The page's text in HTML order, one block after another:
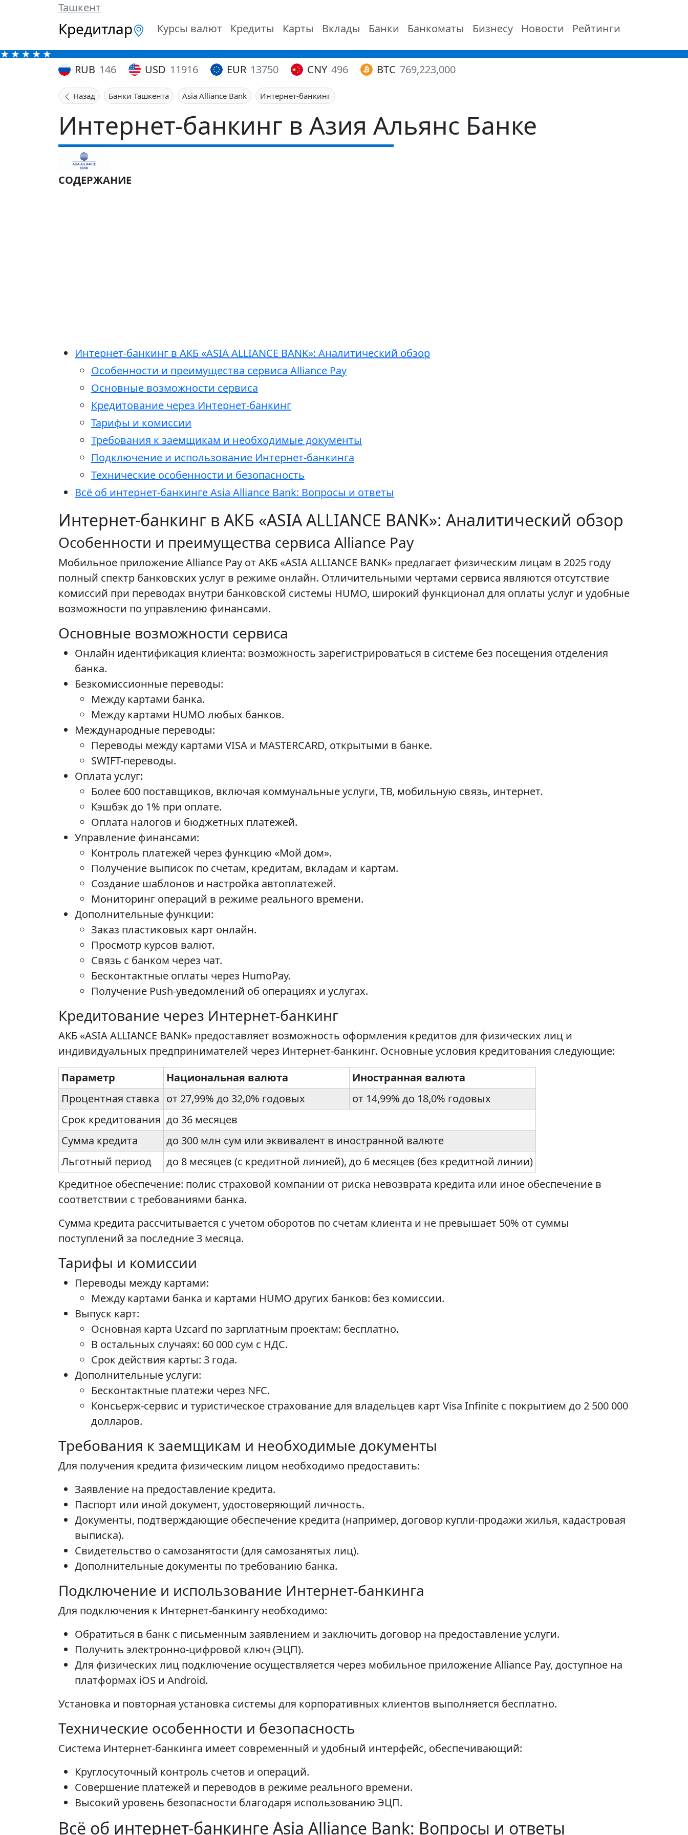
Ташкент
Кредитлар Курсы валют Кредиты Карты Вклады Банки Банкоматы Бизнесу Новости Рейтинги
RUB 146 USD 11916 EUR 13750 CNY 496 BTC 769,223,000
Назад Банки Ташкента Asia Alliance Bank Интернет-банкинг
Интернет-банкинг в Азия Альянс Банке
СОДЕРЖАНИЕ
Интернет-банкинг в АКБ «ASIA ALLIANCE BANK»: Аналитический обзор
Особенности и преимущества сервиса Alliance Pay
Основные возможности сервиса
Кредитование через Интернет-банкинг
Тарифы и комиссии
Требования к заемщикам и необходимые документы
Подключение и использование Интернет-банкинга
Технические особенности и безопасность
Всё об интернет-банкинге Asia Alliance Bank: Вопросы и ответы
Интернет-банкинг в АКБ «ASIA ALLIANCE BANK»: Аналитический обзор
Особенности и преимущества сервиса Alliance Pay
Мобильное приложение Alliance Pay от АКБ «ASIA ALLIANCE BANK» предлагает физическим лицам в 2025 году
полный спектр банковских услуг в режиме онлайн. Отличительными чертами сервиса являются отсутствие
комиссий при переводах внутри банковской системы HUMO, широкий функционал для оплаты услуг и удобные
возможности по управлению финансами.
Основные возможности сервиса
Онлайн идентификация клиента: возможность зарегистрироваться в системе без посещения отделения
банка.
Безкомиссионные переводы:
Между картами банка.
Между картами HUMO любых банков.
Международные переводы:
Переводы между картами VISA и MASTERCARD, открытыми в банке.
SWIFT-переводы.
Оплата услуг:
Более 600 поставщиков, включая коммунальные услуги, ТВ, мобильную связь, интернет.
Кэшбэк до 1% при оплате.
Оплата налогов и бюджетных платежей.
Управление финансами:
Контроль платежей через функцию «Мой дом».
Получение выписок по счетам, кредитам, вкладам и картам.
Создание шаблонов и настройка автоплатежей.
Мониторинг операций в режиме реального времени.
Дополнительные функции:
Заказ пластиковых карт онлайн.
Просмотр курсов валют.
Связь с банком через чат.
Бесконтактные оплаты через HumoPay.
Получение Push-уведомлений об операциях и услугах.
Кредитование через Интернет-банкинг
АКБ «ASIA ALLIANCE BANK» предоставляет возможность оформления кредитов для физических лиц и
индивидуальных предпринимателей через Интернет-банкинг. Основные условия кредитования следующие:
Параметр
Национальная валюта
Иностранная валюта
Процентная ставка от 27,99% до 32,0% годовых
от 14,99% до 18,0% годовых
Срок кредитования до 36 месяцев
Сумма кредита
до 300 млн сум или эквивалент в иностранной валюте
Льготный период
до 8 месяцев (с кредитной линией), до 6 месяцев (без кредитной линии)
Кредитное обеспечение: полис страховой компании от риска невозврата кредита или иное обеспечение в
соответствии с требованиями банка.
Сумма кредита рассчитывается с учетом оборотов по счетам клиента и не превышает 50% от суммы
поступлений за последние 3 месяца.
Тарифы и комиссии
Переводы между картами:
Между картами банка и картами HUMO других банков: без комиссии.
Выпуск карт:
Основная карта Uzcard по зарплатным проектам: бесплатно.
В остальных случаях: 60 000 сум с НДС.
Срок действия карты: 3 года.
Дополнительные услуги:
Бесконтактные платежи через NFC.
Консьерж-сервис и туристическое страхование для владельцев карт Visa Infinite с покрытием до 2 500 000
долларов.
Требования к заемщикам и необходимые документы
Для получения кредита физическим лицом необходимо предоставить:
Заявление на предоставление кредита.
Паспорт или иной документ, удостоверяющий личность.
Документы, подтверждающие обеспечение кредита (например, договор купли-продажи жилья, кадастровая
выписка).
Свидетельство о самозанятости (для самозанятых лиц).
Дополнительные документы по требованию банка.
Подключение и использование Интернет-банкинга
Для подключения к Интернет-банкингу необходимо:
Обратиться в банк с письменным заявлением и заключить договор на предоставление услуги.
Получить электронно-цифровой ключ (ЭЦП).
Для физических лиц подключение осуществляется через мобильное приложение Alliance Pay, доступное на
платформах iOS и Android.
Установка и повторная установка системы для корпоративных клиентов выполняется бесплатно.
Технические особенности и безопасность
Система Интернет-банкинга имеет современный и удобный интерфейс, обеспечивающий:
Круглосуточный контроль счетов и операций.
Совершение платежей и переводов в режиме реального времени.
Высокий уровень безопасности благодаря использованию ЭЦП.
Всё об интернет-банкинге Asia Alliance Bank: Вопросы и ответы